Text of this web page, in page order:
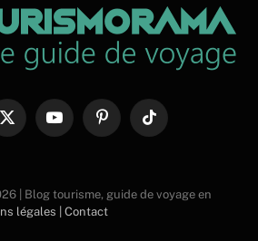
X
YouTubePinterestTikTok
| Blog tourisme, guide de voyage en
légales | Contact